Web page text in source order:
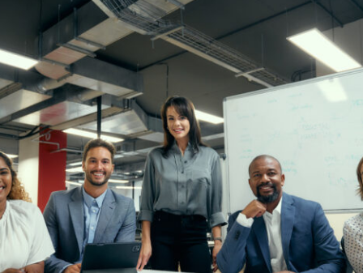
Impacto para RH e Negócio:​